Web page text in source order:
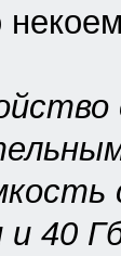
и 40